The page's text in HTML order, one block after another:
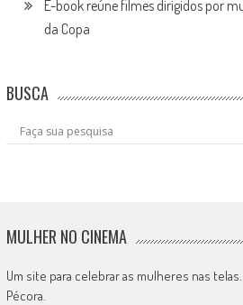
E-book reúne filmes dirigidos por
da Copa
BUSCA
MULHER NO CINEMA
Um site para celebrar as mulheres nas
Pécora.